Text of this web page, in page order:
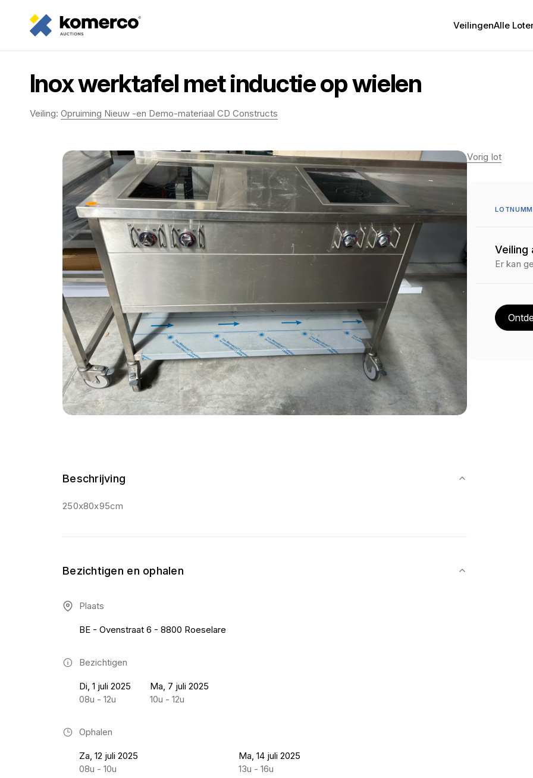
VeilingenAlle
Inox werktafel met inductie op wielen
Veiling: Opruiming Nieuw -en Demo-materiaal CD Constructs
Beschrijving
250x80x95cm
Bezichtigen en ophalen
Plaats
BE - Ovenstraat 6 - 8800 Roeselare
Bezichtigen
Di, 1 juli 2025
08u - 12u
Ma, 7 juli 2025
10u - 12u
Ophalen
Za, 12 juli 2025
08u - 10u
Ma, 14 juli 2025
13u - 16u
Vorig lot
Veiling
Er kan